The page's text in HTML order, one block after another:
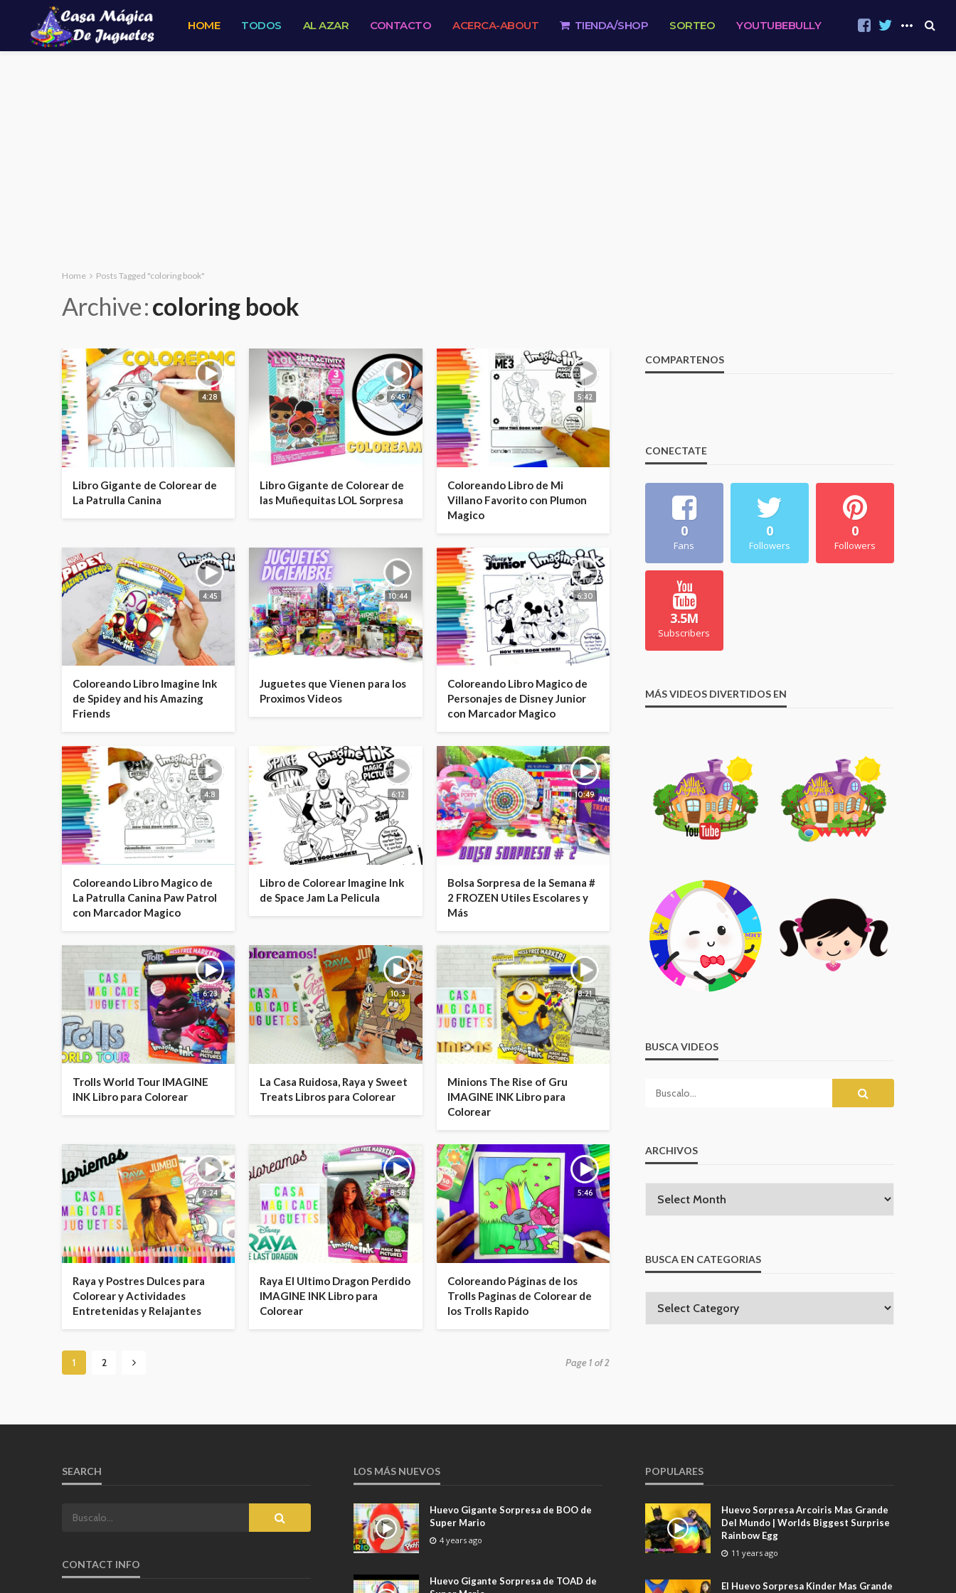
HOME TODOS AL AZAR CONTACTO ACERCA-ABOUT TIENDA/SHOP SORTEO YOUTUBEBULLY
Home Posts Tagged "coloring book"
Archive coloring book
4:28
Libro Gigante de Colorear de
La Patrulla Canina
6:45
Libro Gigante de Colorear de
las Muñequitas LOL Sorpresa
5:42
Coloreando Libro de Mi
Villano Favorito con Plumon
Magico
4:45
Coloreando Libro Imagine Ink
de Spidey and his Amazing
Friends
10:44
Juguetes que Vienen para los
Proximos Videos
6:30
Coloreando Libro Magico de
Personajes de Disney Junior
con Marcador Magico
4:8
Coloreando Libro Magico de
La Patrulla Canina Paw Patrol
con Marcador Magico
6:12
Libro de Colorear Imagine Ink
de Space Jam La Pelicula
10:49
Bolsa Sorpresa de la Semana #
2 FROZEN Utiles Escolares y
Más
6:23
Trolls World Tour IMAGINE
INK Libro para Colorear
10:3
La Casa Ruidosa, Raya y Sweet
Treats Libros para Colorear
8:21
Minions The Rise of Gru
IMAGINE INK Libro para
Colorear
9:24
Raya y Postres Dulces para
Colorear y Actividades
Entretenidas y Relajantes
8:58
Raya El Ultimo Dragon Perdido
IMAGINE INK Libro para
Colorear
5:46
Coloreando Páginas de los
Trolls Paginas de Colorear de
los Trolls Rapido
1 2 Page 1 of 2
COMPARTENOS
CONECTATE
0
Fans
0
Followers
0
Followers
3.5M
Subscribers
MÁS VIDEOS DIVERTIDOS EN
BUSCA VIDEOS
ARCHIVOS
BUSCA EN CATEGORIAS
SEARCH
CONTACT INFO
LOS MÁS NUEVOS
Huevo Gigante Sorpresa de BOO de
Super Mario
4 years ago
Huevo Gigante Sorpresa de TOAD de
POPULARES
Huevo Sorpresa Arcoiris Mas Grande
Del Mundo | Worlds Biggest Surprise
Rainbow Egg
11 years ago
El Huevo Sorpresa Kinder Mas Grande